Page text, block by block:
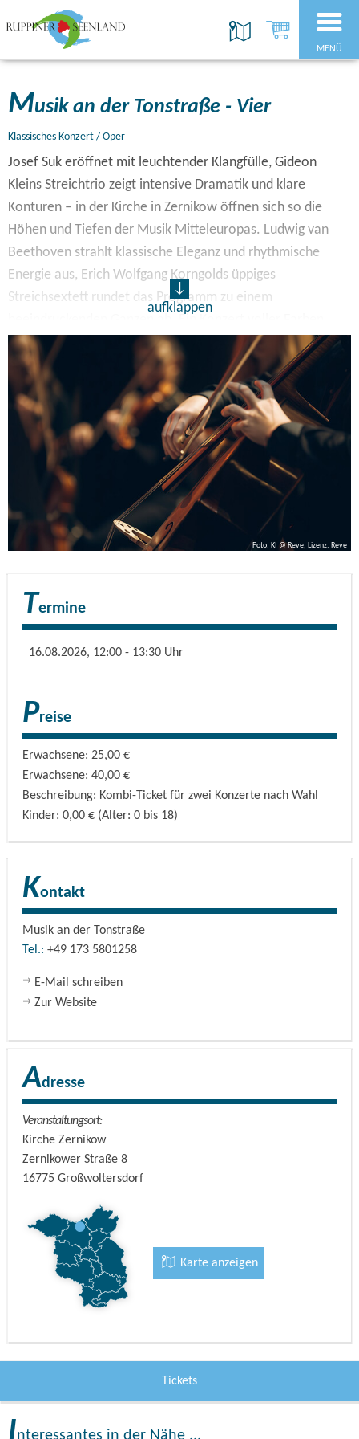
MENÜ
Musik an der Tonstraße - Vier
Klassisches Konzert / Oper
Josef Suk eröffnet mit leuchtender Klangfülle, Gideon
Kleins Streichtrio zeigt intensive Dramatik und klare
Konturen – in der Kirche in Zernikow öffnen sich so die
Höhen und Tiefen der Musik Mitteleuropas. Ludwig van
Beethoven strahlt klassische Eleganz und rhythmische
Energie aus, Erich Wolfgang Korngolds üppiges
Streichsextett rundet das Programm zu einem
Spannung und emotionaler Tiefe.
Seit fünf Jahren bringt "Musik an der Tonstraße" klassische
Kammermusik an den Stechlinsee und nach Zernikow in
Brandenburgs Ruppiner Land – mit abwechslungsreichen
Programmen und herausragenden Musikerinnen und
Musikern.
Künstlerische Leitung: Nora Chastain
Organisation: Esteban Engel
aufklappen
Foto: KI @ Reve, Lizenz: Reve
Termine
16.08.2026, 12:00 - 13:30 Uhr
Preise
Erwachsene: 25,00 €
Erwachsene: 40,00 €
Beschreibung: Kombi-Ticket für zwei Konzerte nach Wahl
Kinder: 0,00 € (Alter: 0 bis 18)
Kontakt
Musik an der Tonstraße
Tel.: +49 173 5801258
E-Mail schreiben
Zur Website
Adresse
Veranstaltungsort:
Kirche Zernikow
Zernikower Straße 8
16775 Großwoltersdorf
Karte anzeigen
Tickets
I